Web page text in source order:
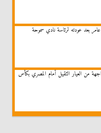
بعد عودته لرئاسة نادي سموحة
من العيار الثقيل أمام المصري بكأس